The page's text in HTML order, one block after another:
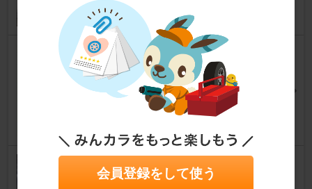
点火系 交換メニュー
ロードスター [NB]
オラ99さん
43
0
簡単♪NBスパークプラグ交換方
法
会員登録をして使う